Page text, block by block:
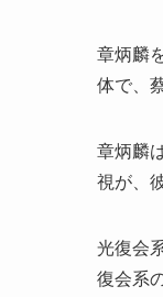
章炳麟
体で、
章炳麟
視が、
光復会
復会系